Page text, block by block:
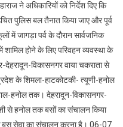
ने अधिकारियों को निर्देश दिए कि
पुलिस बल तैनात किया जाए और पूर्व
में जागड़ा पर्व के दौरान सार्वजनिक
होने के लिए परिवहन व्यवस्था के
देहरादून-विकासनगर वाया चकराता से
के शिमला-हाटकोटकी- त्यूणी-हनोल
हनोल तक। देहरादून-विकासनगर-
से हनोल तक बसों का संचालन किया
सेवा का संचालन करना है। 06-07